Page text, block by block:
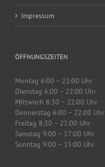
Impressum
ÖFFNUNGSZEITEN
Montag 6:00 – 22:00 Uhr
Dienstag 6:00 – 22:00 Uhr
Mittwoch 8:30 – 22:00 Uhr
Donnerstag 6:00 – 22:00 Uhr
Freitag 8:30 – 22:00 Uhr
Samstag 9:00 – 17:00 Uhr
Sonntag 9:00 – 15:00 Uhr